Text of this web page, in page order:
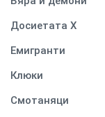
Досиетата Х
Емигранти
Клюки
Смотаняци